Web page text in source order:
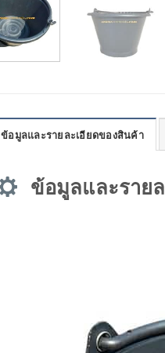
ข้อมูลและรายละเอียดของสินค้า
ข้อมูลและราย